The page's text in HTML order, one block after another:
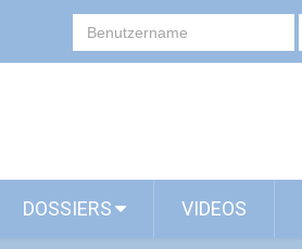
DOSSIERS VIDEOS